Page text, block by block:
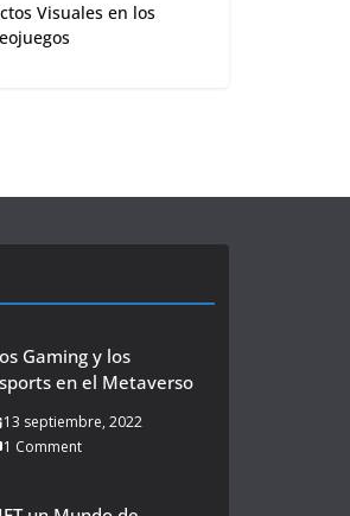
Visuales en los
Gaming y los
en el Metaverso
13 septiembre, 2022
1 Comment